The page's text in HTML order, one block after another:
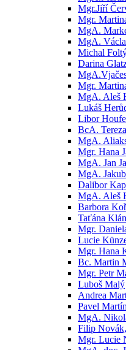
Mgr.Jiří
Mgr.
MgA.
MgA.
Michal
Darina
Mgr.
MgA. Aleš
Lukáš
Libor
BcA.
MgA.
Mgr. Hana
MgA. Jan
MgA.
Dalibor
MgA. Aleš
Barbora
Taťána
Mgr.
Lucie
Mgr. Hana
Bc. Martin
Mgr. Petr
Luboš Malý
Andrea
Pavel
MgA.
Filip
Mgr. Lucie